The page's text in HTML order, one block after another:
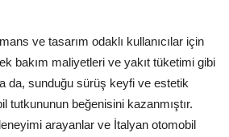
ve tasarım odaklı kullanıcılar için
bakım maliyetleri ve yakıt tüketimi gibi
da, sunduğu sürüş keyfi ve estetik
tutkununun beğenisini kazanmıştır.
arayanlar ve İtalyan otomobil